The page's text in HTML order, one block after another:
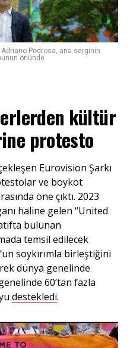
Pedrosa, ana serginin
önünde
kültür
protesto
Eurovision Şarkı
ve boykot
öne çıktı. 2023
haline gelen “United
bulunan
temsil edilecek
soykırımla birleştiğini
dünya genelinde
60’tan fazla
destekledi.